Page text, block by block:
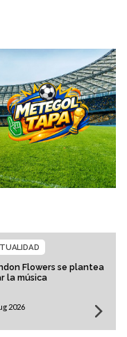
Flowers se plantea
la música
2026